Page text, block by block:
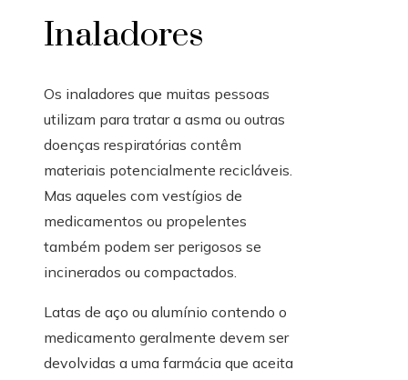
Inaladores
Os inaladores que muitas pessoas
utilizam para tratar a asma ou outras
doenças respiratórias contêm
materiais potencialmente recicláveis.
Mas aqueles com vestígios de
medicamentos ou propelentes
também podem ser perigosos se
incinerados ou compactados.
Latas de aço ou alumínio contendo o
medicamento geralmente devem ser
devolvidas a uma farmácia que aceita